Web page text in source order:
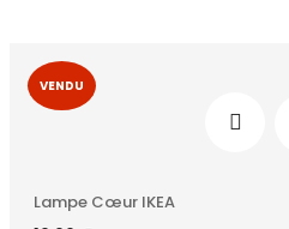
VENDU
Lampe Cœur IKEA